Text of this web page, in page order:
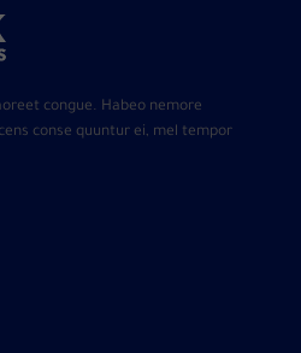
congue. Habeo nemore
conse quuntur ei, mel tempor